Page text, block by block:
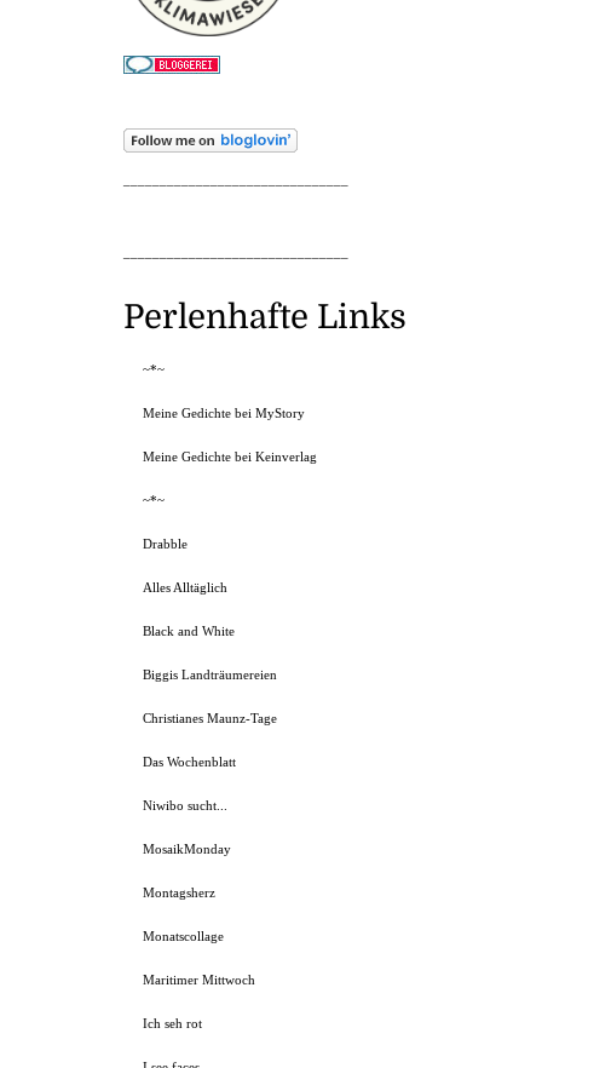
Perlenhafte Links
~*~
Meine Gedichte bei MyStory
Meine Gedichte bei Keinverlag
~*~
Drabble
Alles Alltäglich
Black and White
Biggis Landträumereien
Christianes Maunz-Tage
Das Wochenblatt
Niwibo sucht...
MosaikMonday
Montagsherz
Monatscollage
Maritimer Mittwoch
Ich seh rot